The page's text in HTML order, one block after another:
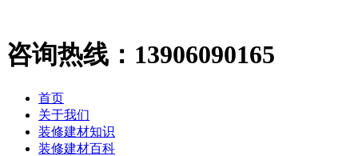
咨询热线： 13906090165
首页
关于我们
装修建材知识
装修建材百科